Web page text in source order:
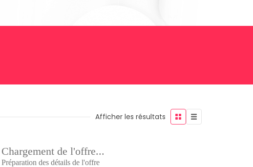
Afficher les résultats
Chargement de l'offre...
Préparation des détails de l'offre